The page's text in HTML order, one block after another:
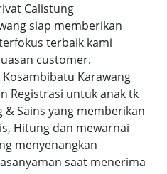
Calistung
siap memberikan
terbaik kami
customer.
Karawang
Registrasi untuk anak tk
& Sains yang memberikan
Hitung dan mewarnai
menyenangkan
saat menerima